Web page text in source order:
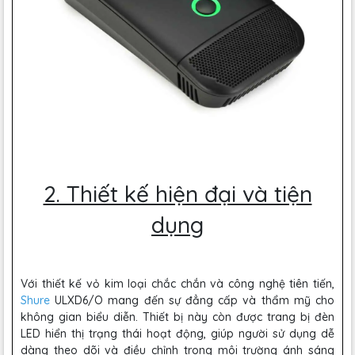
2. Thiết kế hiện đại và tiện
dụng
Với thiết kế vỏ kim loại chắc chắn và công nghệ tiên tiến,
Shure ULXD6/O mang đến sự đẳng cấp và thẩm mỹ cho
không gian biểu diễn. Thiết bị này còn được trang bị đèn
LED hiển thị trạng thái hoạt động, giúp người sử dụng dễ
dàng theo dõi và điều chỉnh trong môi trường ánh sáng